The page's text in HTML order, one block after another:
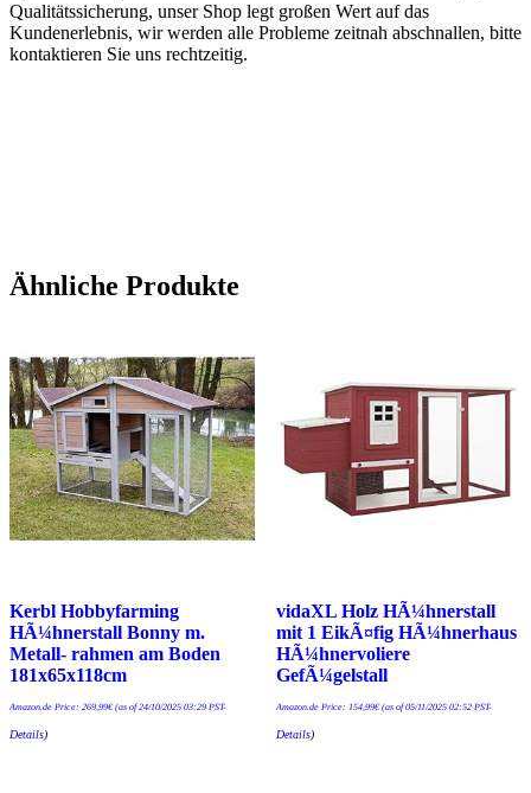
Qualitätssicherung, unser Shop legt großen Wert auf das
Kundenerlebnis, wir werden alle Probleme zeitnah abschnallen, bitte
kontaktieren Sie uns rechtzeitig.
Ähnliche Produkte
Kerbl Hobbyfarming
HÃ¼hnerstall Bonny m.
Metall- rahmen am Boden
181x65x118cm
Amazon.de Price: 269,99€(as of 24/10/2025 03:29 PST-
Details)
vidaXL Holz HÃ¼hnerstall
mit 1 EikÃ¤fig HÃ¼hnerhaus
HÃ¼hnervoliere
GefÃ¼gelstall
Amazon.de Price: 154,99€(as of 05/11/2025 02:52 PST-
Details)